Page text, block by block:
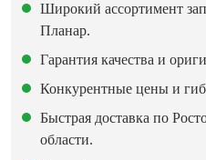
Широкий ассортимент
Планар.
Гарантия качества и
Конкурентные цены и
Быстрая доставка по
области.